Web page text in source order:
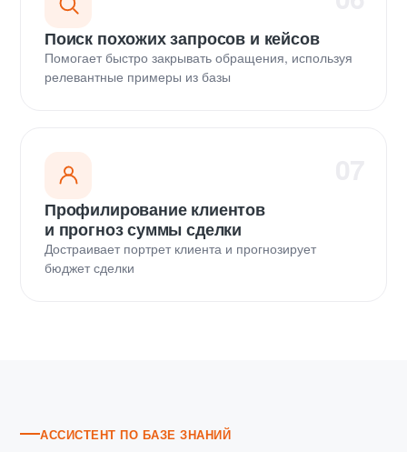
Поиск похожих запросов и кейсов
Помогает быстро закрывать обращения, используя
релевантные примеры из базы
Профилирование клиентов
и прогноз суммы сделки
Достраивает портрет клиента и прогнозирует
бюджет сделки
АССИСТЕНТ ПО БАЗЕ ЗНАНИЙ